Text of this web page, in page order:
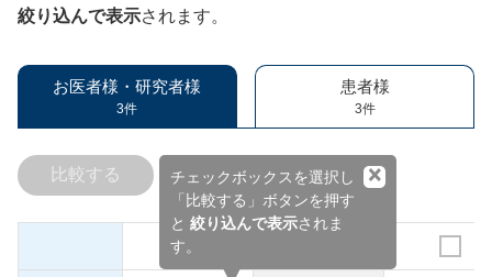
絞り込んで表示されます。
お医者様・研究者様
3件
患者様
3件
チェックボックスを選択し
「比較する」ボタンを押す
と 絞り込んで表示されま
す。
×
比較する